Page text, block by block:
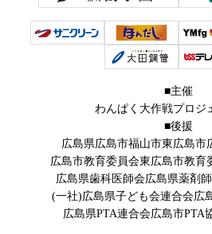
■主催
わんぱく大作戦プロジ
■後援
広島県広島市福山市東広島市
広島市教育委員会東広島市教育
広島県歯科医師会広島県薬剤
(一社)広島県子ども会連合会広
広島県PTA連合会広島市PTA